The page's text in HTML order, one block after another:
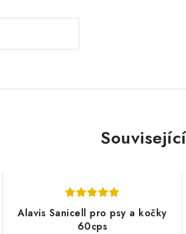
Alavis Sanicell pro psy a kočky
60cps